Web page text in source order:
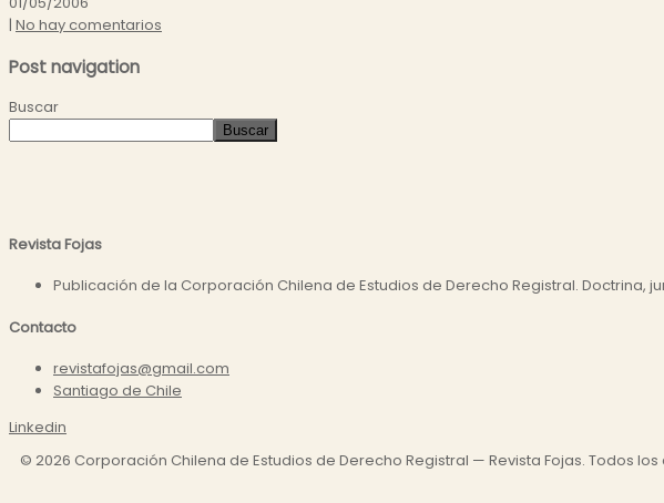
| No hay comentarios
Post navigation
Buscar
Buscar
Revista Fojas
Publicación de la Corporación Chilena de Estudios de Derecho Registral.
Contacto
revistafojas@gmail.com
Santiago de Chile
Linkedin
© 2026 Corporación Chilena de Estudios de Derecho Registral — Revista Fojas. Todos